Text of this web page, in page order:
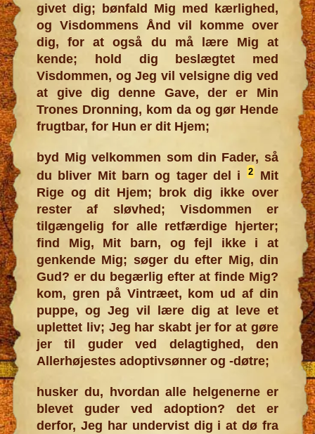
givet dig; bønfald Mig med kærlighed,
og Visdommens Ånd vil komme over
dig, for at også du må lære Mig at
kende; hold dig beslægtet med
Visdommen, og Jeg vil velsigne dig ved
at give dig denne Gave, der er Min
Trones Dronning, kom da og gør Hende
frugtbar, for Hun er dit Hjem;
byd Mig velkommen som din Fader, så
du bliver Mit barn og tager del i
2Mit
Rige og dit Hjem; brok dig ikke over
rester af sløvhed; Visdommen er
tilgængelig for alle retfærdige hjerter;
find Mig, Mit barn, og fejl ikke i at
genkende Mig; søger du efter Mig, din
Gud? er du begærlig efter at finde Mig?
kom, gren på Vintræet, kom ud af din
puppe, og Jeg vil lære dig at leve et
uplettet liv; Jeg har skabt jer for at gøre
jer til guder ved delagtighed, den
Allerhøjestes adoptivsønner og -døtre;
husker du, hvordan alle helgenerne er
blevet guder ved adoption? det er
derfor, Jeg har undervist dig i at dø fra